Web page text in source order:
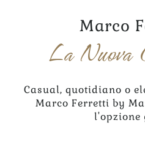
Marco
La Nuova
Casual, quotidiano o
Marco Ferretti by
l'opzione